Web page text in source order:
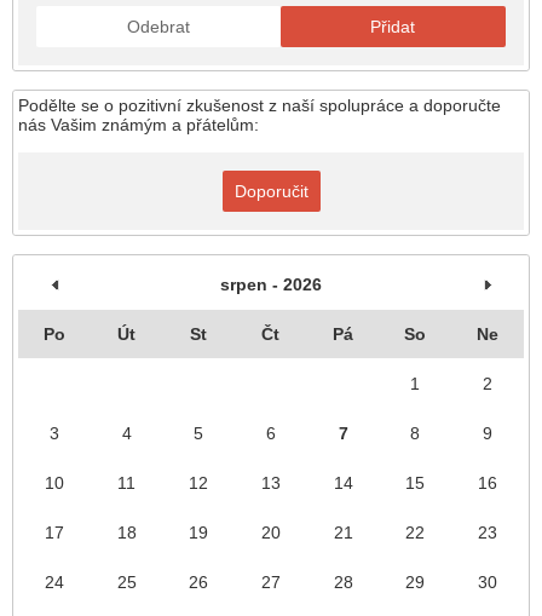
Odebrat Přidat
Podělte se o pozitivní zkušenost z naší spolupráce a doporučte
nás Vašim známým a přátelům:
Doporučit
srpen - 2026
Po Út St Čt Pá So Ne
1 2
3 4 5 6 7 8 9
10 11 12 13 14 15 16
17 18 19 20 21 22 23
24 25 26 27 28 29 30